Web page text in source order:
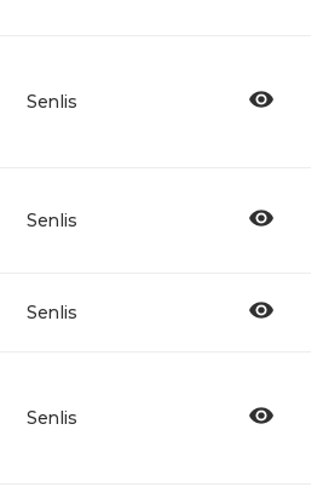
Senlis
Senlis
Senlis
Senlis